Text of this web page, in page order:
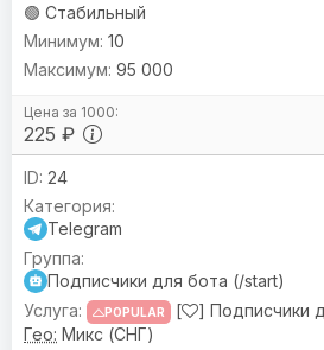
🟢 Стабильный
225 ₽
10
95 000
24
Telegram
Подписчики для бота (/start)
POPULAR [ ] Подписчики
Гео: Микс (СНГ)